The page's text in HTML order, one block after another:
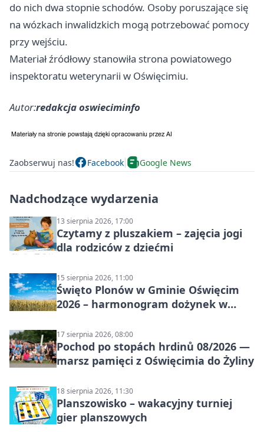
do nich dwa stopnie schodów. Osoby poruszające się
na wózkach inwalidzkich mogą potrzebować pomocy
przy wejściu.
Materiał źródłowy stanowiła strona powiatowego
inspektoratu weterynarii w Oświęcimiu.
Autor:redakcja oswieciminfo
Zaobserwuj nas! Facebook Google News
Nadchodzące wydarzenia
13 sierpnia 2026, 17:00
Czytamy z pluszakiem – zajęcia jogi
dla rodziców z dziećmi
15 sierpnia 2026, 11:00
Święto Plonów w Gminie Oświęcim
2026 – harmonogram dożynek w
17 sierpnia 2026, 08:00
Pochod po stopách hrdinů 08/2026 —
marsz pamięci z Oświęcimia do Żyliny
18 sierpnia 2026, 11:30
Planszowisko – wakacyjny turniej
gier planszowych